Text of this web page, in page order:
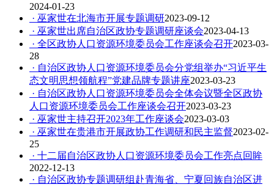
2024-01-23
· 巫家世在北海市开展专题调研2023-09-12
· 巫家世出席自治区政协专题调研座谈会2023-04-13
· 全区政协人口资源环境委员会工作座谈会召开2023-03-
28
· 自治区政协人口资源环境委员会分党组举办“习近平生
态文明思想领航程”党建品牌专题讲座2023-03-23
· 自治区政协人口资源环境委员会全体会议暨全区政协
人口资源环境委员会工作座谈会召开2023-03-23
· 巫家世主持召开2023年工作座谈会2023-03-03
· 巫家世在贵港市开展政协工作调研和民主监督2023-02-
25
· 十二届自治区政协人口资源环境委员会工作亮点回眸
2022-12-13
· 自治区政协专题调研组赴青海省、宁夏回族自治区进